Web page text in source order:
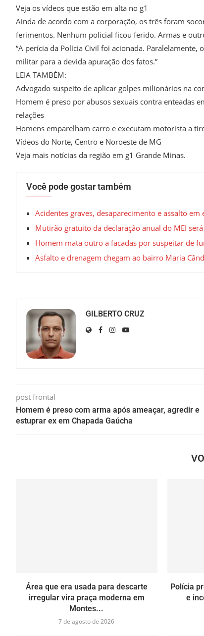
Veja os vídeos que estão em alta no g1
Ainda de acordo com a corporação, os três foram
ferimentos. Nenhum policial ficou ferido. Armas e
“A perícia da Polícia Civil foi acionada.
militar para a devida apuração dos fatos.”
LEIA TAMBÉM:
Advogado suspeito de aplicar golpes milionários na
Homem é preso por abusos sexuais contra enteadas
relações
Homens emparelham carro e executam motorista a
Vídeos do Norte, Centro e Noroeste de MG
Veja mais notícias da região em g1 Grande Minas.
Você pode gostar também
Acidentes graves, desaparecimento e assalto
Mutirão gratuito da declaração anual do MEI
Homem mata outro a facadas por suspeitar de
Asfalto e drenagem chegam ao bairro Maria
GILBERTO CRUZ
post frontal
Homem é preso com arma após ameaçar, agredir e
estuprar ex em Chapada Gaúcha
Área que era usada para descarte
irregular vira praça moderna em
Montes...
7 de agosto de 2026
Polícia
e